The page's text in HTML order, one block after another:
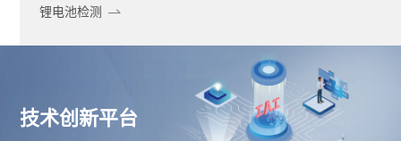
锂电池检测
技术创新平台